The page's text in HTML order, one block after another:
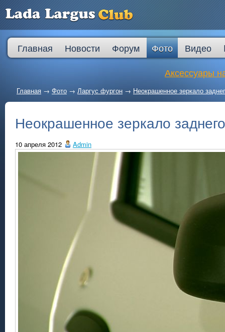
Главная Новости Форум Фото Видео
Аксессуары
Главная → Фото → Ларгус фургон → Неокрашенное зеркало
Неокрашенное зеркало
10 апреля 2012 Admin